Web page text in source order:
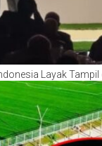
Layak Tampil